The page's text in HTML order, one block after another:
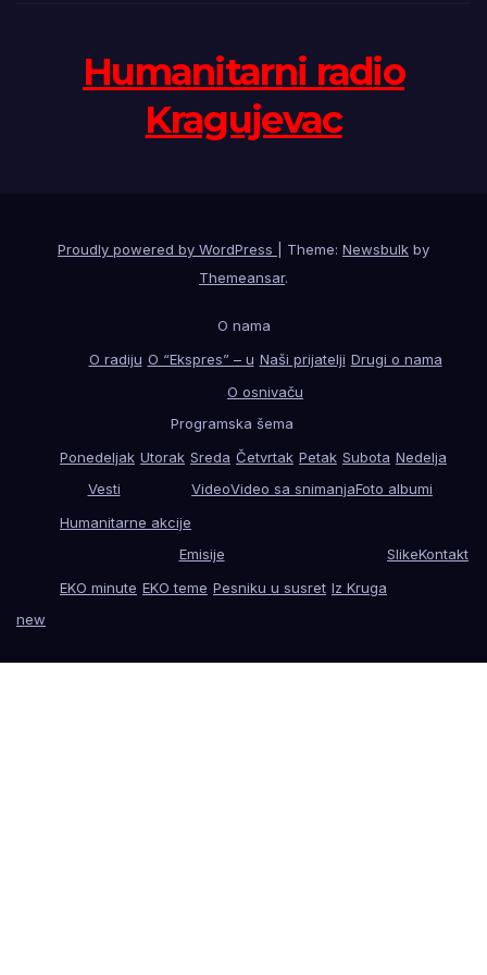
Humanitarni radio
Kragujevac
Proudly powered by WordPress Theme: Newsbulk by
Themeansar.
O nama
O radiju O “Ekspres” – u Naši prijatelji Drugi o nama
O osnivaču
Programska šema
Ponedeljak Utorak Sreda Četvrtak Petak Subota Nedelja
Vesti
Humanitarne akcije
VideoVideo sa snimanjaFoto albumi
Emisije
EKO minute EKO teme Pesniku u susret Iz Kruga
SlikeKontakt
new